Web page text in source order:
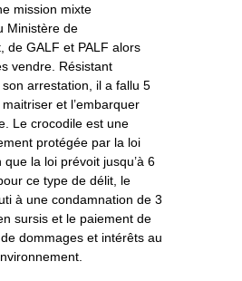
mission mixte
Ministère de
de GALF et PALF alors
vendre. Résistant
arrestation, il a fallu 5
et l’embarquer
Le crocodile est une
protégée par la loi
la loi prévoit jusqu’à 6
ce type de délit, le
à une condamnation de 3
sursis et le paiement de
dommages et intérêts au